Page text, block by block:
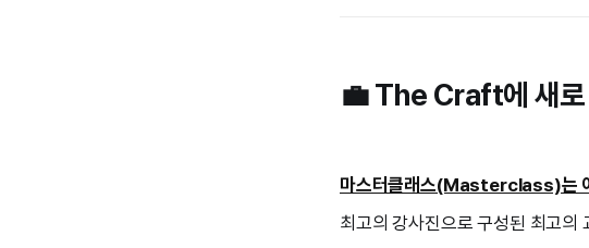
💼 The Craft에 새로
마스터클래스(Masterclass)는
최고의 강사진으로 구성된 최고의